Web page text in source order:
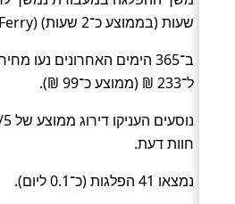
שעות (בממוצע כ־2 שעות) (Ferry).
ל־233 ₪ (ממוצע כ־99 ₪).
חוות דעת.
נמצאו 41 הפלגות (כ־0.1 ליום).